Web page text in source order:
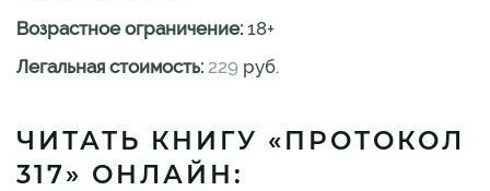
Возрастное ограничение: 18+
Легальная стоимость: 229 руб.
ЧИТАТЬ КНИГУ «ПРОТОКОЛ
317» ОНЛАЙН: